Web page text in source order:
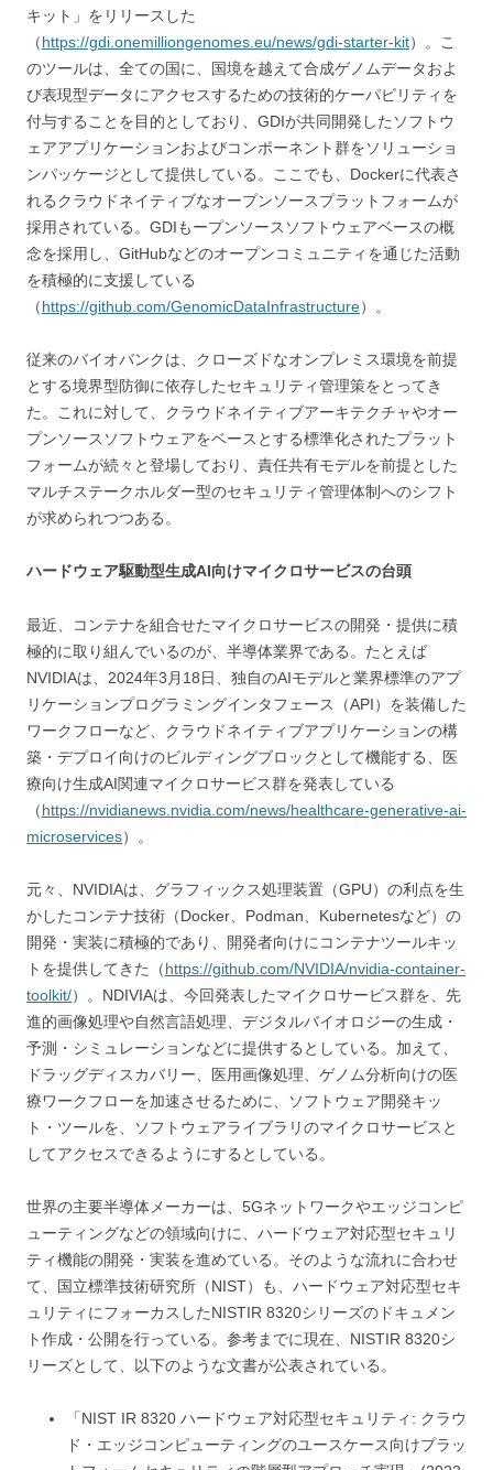
キット」をリリースした
（https://gdi.onemilliongenomes.eu/news/gdi-starter-kit）。こ
のツールは、全ての国に、国境を越えて合成ゲノムデータおよ
び表現型データにアクセスするための技術的ケーパビリティを
付与することを目的としており、GDIが共同開発したソフトウ
ェアアプリケーションおよびコンポーネント群をソリューショ
ンパッケージとして提供している。ここでも、Dockerに代表さ
れるクラウドネイティブなオープンソースプラットフォームが
採用されている。GDIもープンソースソフトウェアベースの概
念を採用し、GitHubなどのオープンコミュニティを通じた活動
を積極的に支援している
（https://github.com/GenomicDataInfrastructure）。
従来のバイオバンクは、クローズドなオンプレミス環境を前提
とする境界型防御に依存したセキュリティ管理策をとってき
た。これに対して、クラウドネイティブアーキテクチャやオー
プンソースソフトウェアをベースとする標準化されたプラット
フォームが続々と登場しており、責任共有モデルを前提とした
マルチステークホルダー型のセキュリティ管理体制へのシフト
が求められつつある。
ハードウェア駆動型生成AI向けマイクロサービスの台頭
最近、コンテナを組合せたマイクロサービスの開発・提供に積
極的に取り組んでいるのが、半導体業界である。たとえば
NVIDIAは、2024年3月18日、独自のAIモデルと業界標準のアプ
リケーションプログラミングインタフェース（API）を装備した
ワークフローなど、クラウドネイティブアプリケーションの構
築・デプロイ向けのビルディングブロックとして機能する、医
療向け生成AI関連マイクロサービス群を発表している
（https://nvidianews.nvidia.com/news/healthcare-generative-ai-
microservices）。
元々、NVIDIAは、グラフィックス処理装置（GPU）の利点を生
かしたコンテナ技術（Docker、Podman、Kubernetesなど）の
開発・実装に積極的であり、開発者向けにコンテナツールキッ
トを提供してきた（https://github.com/NVIDIA/nvidia-container-
toolkit/）。NDIVIAは、今回発表したマイクロサービス群を、先
進的画像処理や自然言語処理、デジタルバイオロジーの生成・
予測・シミュレーションなどに提供するとしている。加えて、
ドラッグディスカバリー、医用画像処理、ゲノム分析向けの医
療ワークフローを加速させるために、ソフトウェア開発キッ
ト・ツールを、ソフトウェアライブラリのマイクロサービスと
してアクセスできるようにするとしている。
世界の主要半導体メーカーは、5Gネットワークやエッジコンピ
ューティングなどの領域向けに、ハードウェア対応型セキュリ
ティ機能の開発・実装を進めている。そのような流れに合わせ
て、国立標準技術研究所（NIST）も、ハードウェア対応型セキ
ュリティにフォーカスしたNISTIR 8320シリーズのドキュメン
ト作成・公開を行っている。参考までに現在、NISTIR 8320シ
リーズとして、以下のような文書が公表されている。
「NIST IR 8320 ハードウェア対応型セキュリティ: クラウ
ド・エッジコンピューティングのユースケース向けプラッ